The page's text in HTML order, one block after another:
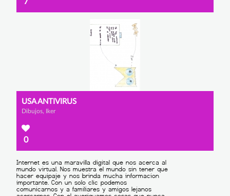
7
USA ANTIVIRUS
Dibujos, Iker
0